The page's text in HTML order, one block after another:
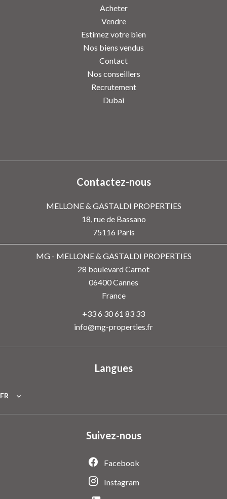
Acheter
Vendre
Estimez votre bien
Nos biens vendus
Contact
Nos conseillers
Recrutement
Dubai
Contactez-nous
MELLONE & GASTALDI PROPERTIES
18, rue de Bassano
75116 Paris
MG - MELLONE & GASTALDI PROPERTIES
28 boulevard Carnot
06400Cannes
France
+33 6 30 61 83 33
info@mg-properties.fr
Langues
FR
Suivez-nous
Facebook
Instagram